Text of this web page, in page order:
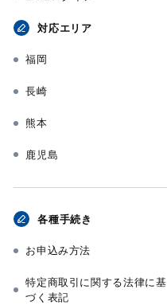
対応エリア
福岡
長崎
熊本
鹿児島
各種手続き
お申込み方法
特定商取引に関する法律に基
づく表記